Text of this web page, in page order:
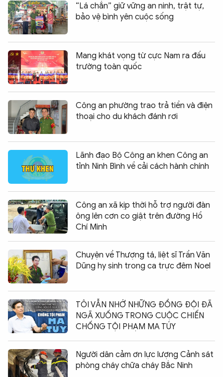
“Lá chắn” giữ vững an ninh, trật tự,
bảo vệ bình yên cuộc sống
Mang khát vọng từ cực Nam ra đấu
trường toàn quốc
Công an phường trao trả tiền và điện
thoại cho du khách đánh rơi
Lãnh đạo Bộ Công an khen Công an
tỉnh Ninh Bình về cải cách hành chính
Công an xã kịp thời hỗ trợ người đàn
ông lên cơn co giật trên đường Hồ
Chí Minh
Chuyện về Thượng tá, liệt sĩ Trần Văn
Dũng hy sinh trong ca trực đêm Noel
TÔI VẪN NHỚ NHỮNG ĐỒNG ĐỘI ĐÃ
NGÃ XUỐNG TRONG CUỘC CHIẾN
CHỐNG TỘI PHẠM MA TÚY
Người dân cảm ơn lực lượng Cảnh sát
phòng cháy chữa cháy Bắc Ninh